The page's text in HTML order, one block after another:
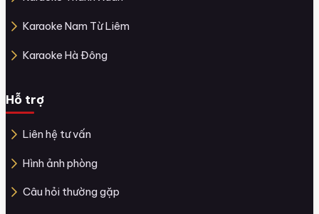
Karaoke Nam Từ Liêm
Karaoke Hà Đông
Hỗ trợ
Liên hệ tư vấn
Hình ảnh phòng
Câu hỏi thường gặp